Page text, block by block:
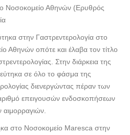
Νοσοκομείο Αθηνών (Ερυθρός
στην Γαστρεντερολογία στο
Αθηνών οπότε και έλαβα τον τίτλο
Στην διάρκεια της
σε όλο το φάσμα της
διενεργώντας πέραν των
επειγουσών ενδοσκοπήσεων
αιμορραγιών.
στο Νοσοκομείο Maresca στην